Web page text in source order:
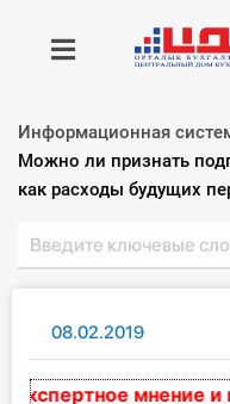
Получить
Главная ИС
Информационная
Текущий:
Можно ли признать
как расходы будущих
08.02.2019
мнение и